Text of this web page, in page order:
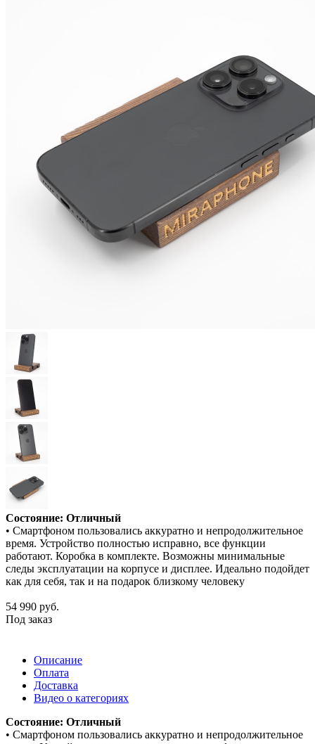
Состояние: Отличный
• Смартфоном пользовались аккуратно и непродолжительное
время. Устройство полностью исправно, все функции
работают. Коробка в комплекте. Возможны минимальные
следы эксплуатации на корпусе и дисплее. Идеально подойдет
как для себя, так и на подарок близкому человеку
54 990 руб.
Под заказ
Описание
Оплата
Доставка
Видео о категориях
Состояние: Отличный
• Смартфоном пользовались аккуратно и непродолжительное